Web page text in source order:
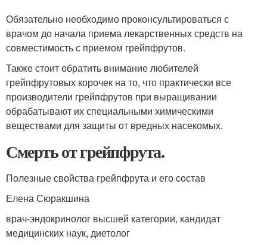
Обязательно необходимо проконсультироваться с
врачом до начала приема лекарственных средств на
совместимость с приемом грейпфрутов.
Также стоит обратить внимание любителей
грейпфрутовых корочек на то, что практически все
производители грейпфрутов при выращивании
обрабатывают их специальными химическими
веществами для защиты от вредных насекомых.
Смерть от грейпфрута.
Полезные свойства грейпфрута и его состав
Елена Сюракшина
врач-эндокринолог высшей категории, кандидат
медицинских наук, диетолог